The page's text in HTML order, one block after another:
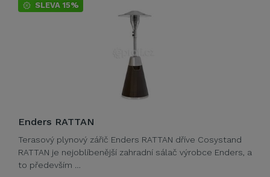
SLEVA 15%
Enders RATTAN
Terasový plynový zářič Enders RATTAN dříve Cosystand
RATTAN je nejoblíbenější zahradní sálač výrobce Enders, a
to především …